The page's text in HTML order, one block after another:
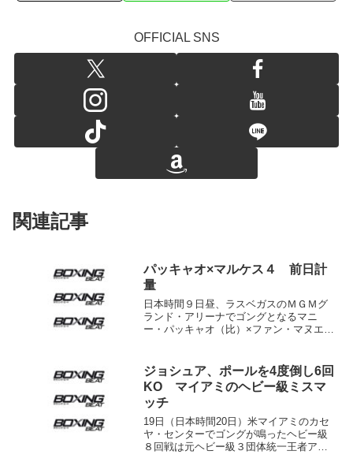
OFFICIAL SNS
関連記事
パッキャオ×マルケス４ 前日計
量
日本時間９日昼、ラスベガスのＭＧＭグ
ランド・アリーナでゴングとなるマニ
ー・パッキャオ（比）×ファン・マヌエ
ルター級12回戦で、パッキャオがリミッ
トいっぱいの147ポンド...
ジョシュア、ポールを4度倒し6回
KO マイアミのヘビー級ミスマ
ッチ
19日（日本時間20日）米マイアミのカセ
ヤ・センターでゴングが鳴ったヘビー級
８回戦は元ヘビー級３団体統一王者アン